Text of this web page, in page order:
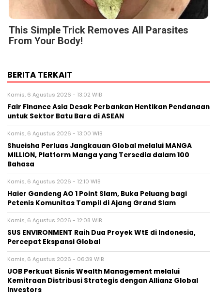
This Simple Trick Removes All Parasites
From Your Body!
BERITA TERKAIT
Kamis, 6 Agustus 2026 - 13:02 WIB
Fair Finance Asia Desak Perbankan Hentikan Pendanaan
untuk Sektor Batu Bara di ASEAN
Kamis, 6 Agustus 2026 - 13:00 WIB
Shueisha Perluas Jangkauan Global melalui MANGA
MILLION, Platform Manga yang Tersedia dalam 100
Bahasa
Kamis, 6 Agustus 2026 - 12:10 WIB
Haier Gandeng AO 1 Point Slam, Buka Peluang bagi
Petenis Komunitas Tampil di Ajang Grand Slam
Kamis, 6 Agustus 2026 - 12:08 WIB
SUS ENVIRONMENT Raih Dua Proyek WtE di Indonesia,
Percepat Ekspansi Global
Kamis, 6 Agustus 2026 - 06:39 WIB
UOB Perkuat Bisnis Wealth Management melalui
Kemitraan Distribusi Strategis dengan Allianz Global
Investors